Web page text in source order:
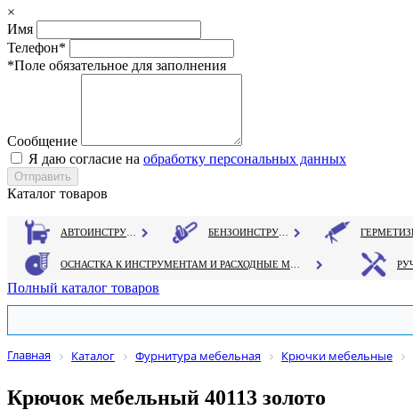
×
Имя
Телефон*
*Поле обязательное для заполнения
Сообщение
Я даю согласие на обработку персональных данных
Каталог товаров
Полный каталог товаров
Главная Каталог Фурнитура мебельная Крючки мебельные
Крючок мебельный 40113 золото